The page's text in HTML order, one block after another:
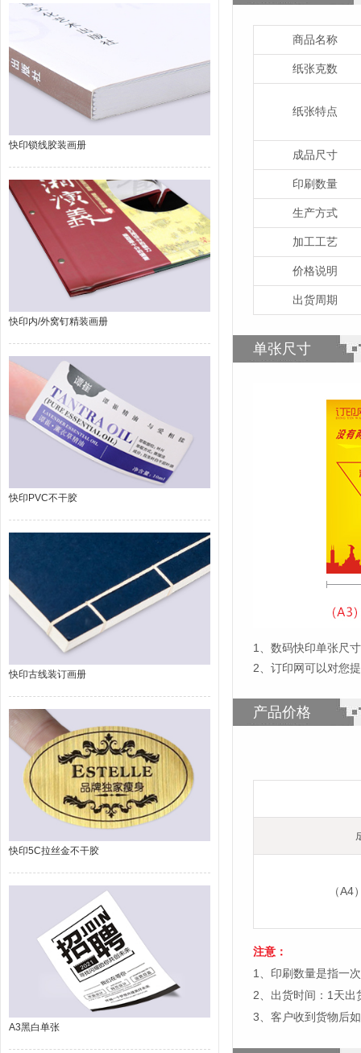
快印锁线胶装画册
快印内/外窝钉精装画册
快印PVC不干胶
快印古线装订画册
快印5C拉丝金不干胶
A3黑白单张
商品名称
纸张克数
纸张特点
成品尺寸
印刷数量
生产方式
加工工艺
价格说明
出货周期
单张尺寸
1
数码快印单张尺
2、订印网可以对您
产品价格
（
注意：
1、印刷数量是指一
2、出货时间：1天出
3、客户收到货物后